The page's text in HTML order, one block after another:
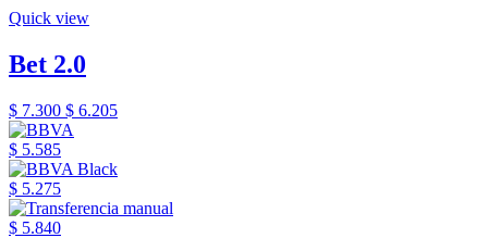
Quick view
Bet 2.0
$ 7.300 $ 6.205
$ 5.585
$ 5.275
$ 5.840